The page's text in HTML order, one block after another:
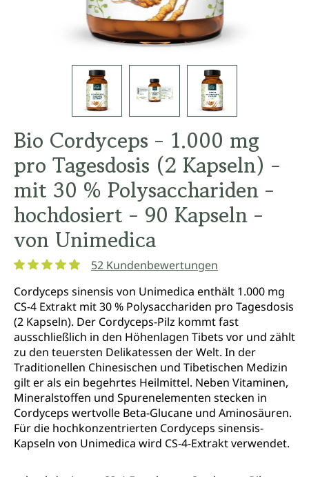
Bio Cordyceps - 1.000 mg
pro Tagesdosis (2 Kapseln) -
mit 30 % Polysacchariden -
hochdosiert - 90 Kapseln -
von Unimedica
52 Kundenbewertungen
Cordyceps sinensis von Unimedica enthält 1.000 mg
CS-4 Extrakt mit 30 % Polysacchariden pro Tagesdosis
(2 Kapseln). Der Cordyceps-Pilz kommt fast
ausschließlich in den Höhenlagen Tibets vor und zählt
zu den teuersten Delikatessen der Welt. In der
Traditionellen Chinesischen und Tibetischen Medizin
gilt er als ein begehrtes Heilmittel. Neben Vitaminen,
Mineralstoffen und Spurenelementen stecken in
Cordyceps wertvolle Beta-Glucane und Aminosäuren.
Für die hochkonzentrierten Cordyceps sinensis-
Kapseln von Unimedica wird CS-4-Extrakt verwendet.